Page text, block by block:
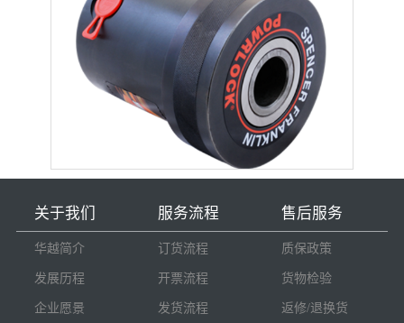
关于我们
华越简介
发展历程
企业愿景
服务流程
订货流程
开票流程
发货流程
售后服务
质保政策
货物检验
返修/退换货